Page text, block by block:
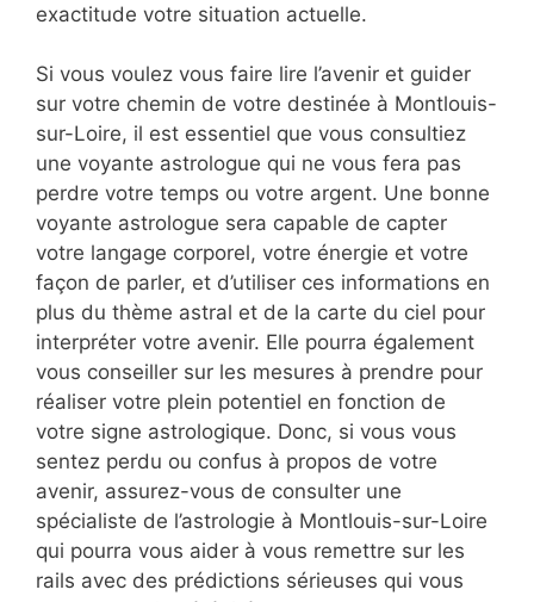
exactitude votre situation actuelle.
Si vous voulez vous faire lire l’avenir et guider
sur votre chemin de votre destinée à Montlouis-
sur-Loire, il est essentiel que vous consultiez
une voyante astrologue qui ne vous fera pas
perdre votre temps ou votre argent. Une bonne
voyante astrologue sera capable de capter
votre langage corporel, votre énergie et votre
façon de parler, et d’utiliser ces informations en
plus du thème astral et de la carte du ciel pour
interpréter votre avenir. Elle pourra également
vous conseiller sur les mesures à prendre pour
réaliser votre plein potentiel en fonction de
votre signe astrologique. Donc, si vous vous
sentez perdu ou confus à propos de votre
avenir, assurez-vous de consulter une
spécialiste de l’astrologie à Montlouis-sur-Loire
qui pourra vous aider à vous remettre sur les
rails avec des prédictions sérieuses qui vous